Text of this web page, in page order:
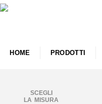
HOME PRODOTTI
SCEGLI
LA MISURA